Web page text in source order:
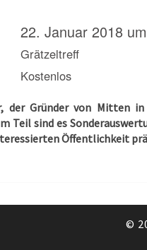
22. Januar 2018
Grätzeltreff
Kostenlos
der Gründer von Mitten
Teil sind es
Öffentlichkeit
©